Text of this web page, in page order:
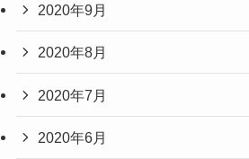
2020年9月
2020年8月
2020年7月
2020年6月